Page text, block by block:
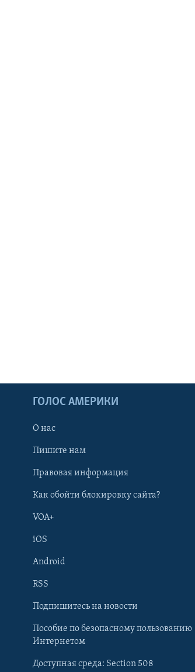
Learning English
ГОЛОС АМЕРИКИ
О нас
Пишите нам
Правовая информация
Как обойти блокировку сайта?
VOA+
iOS
Android
RSS
Подпишитесь на новости
Пособие по безопасному пользованию
Интернетом
Доступная среда: Section 508